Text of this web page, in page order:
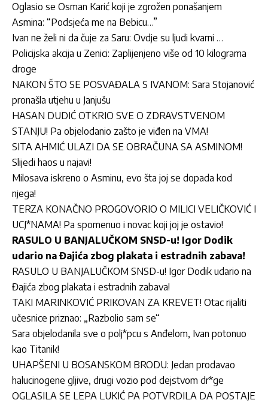
Oglasio se Osman Karić koji je zgrožen ponašanjem
Asmina: “Podsjeća me na Bebicu…”
Ivan ne želi ni da čuje za Saru: Ovdje su ljudi kvarni …
Policijska akcija u Zenici: Zaplijenjeno više od 10 kilograma
droge
NAKON ŠTO SE POSVAĐALA S IVANOM: Sara Stojanović
pronašla utjehu u Janjušu
HASAN DUDIĆ OTKRIO SVE O ZDRAVSTVENOM
STANJU! Pa objelodanio zašto je viđen na VMA!
SITA AHMIĆ ULAZI DA SE OBRAČUNA SA ASMINOM!
Slijedi haos u najavi!
Milosava iskreno o Asminu, evo šta joj se dopada kod
njega!
TERZA KONAČNO PROGOVORIO O MILICI VELIČKOVIĆ I
UCJ*NAMA! Pa spomenuo i novac koji joj je ostavio!
RASULO U BANJALUČKOM SNSD-u! Igor Dodik
udario na Đajića zbog plakata i estradnih zabava!
RASULO U BANJALUČKOM SNSD-u! Igor Dodik udario na
Đajića zbog plakata i estradnih zabava!
TAKI MARINKOVIĆ PRIKOVAN ZA KREVET! Otac rijaliti
učesnice priznao: „Razbolio sam se“
Sara objelodanila sve o polj*pcu s Anđelom, Ivan potonuo
kao Titanik!
UHAPŠENI U BOSANSKOM BRODU: Jedan prodavao
halucinogene gljive, drugi vozio pod dejstvom dr*ge
OGLASILA SE LEPA LUKIĆ PA POTVRDILA DA POSTAJE